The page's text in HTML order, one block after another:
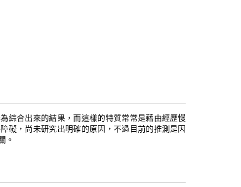
綜合出來的結果，而這樣的特質常常是藉由經歷慢
礙，尚未研究出明確的原因，不過目前的推測是因
。